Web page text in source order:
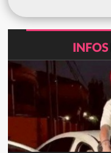
INFOS